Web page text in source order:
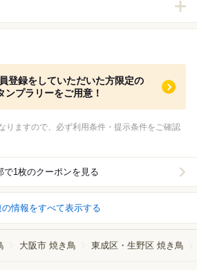
ポン
登録をしていただいた方限定の
ンプラリーをご用意！
りますので、必ず利用条件・提示条件をご確認
で1枚のクーポンを見る
の情報をすべて表示する
大阪市 焼き鳥 東成区・生野区 焼き鳥